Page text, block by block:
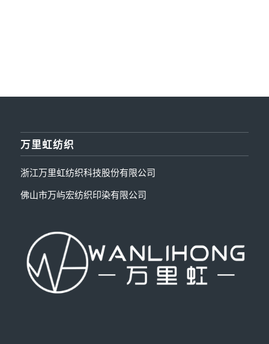
万里虹纺织
浙江万里虹纺织科技股份有限公司
佛山市万屿宏纺织印染有限公司